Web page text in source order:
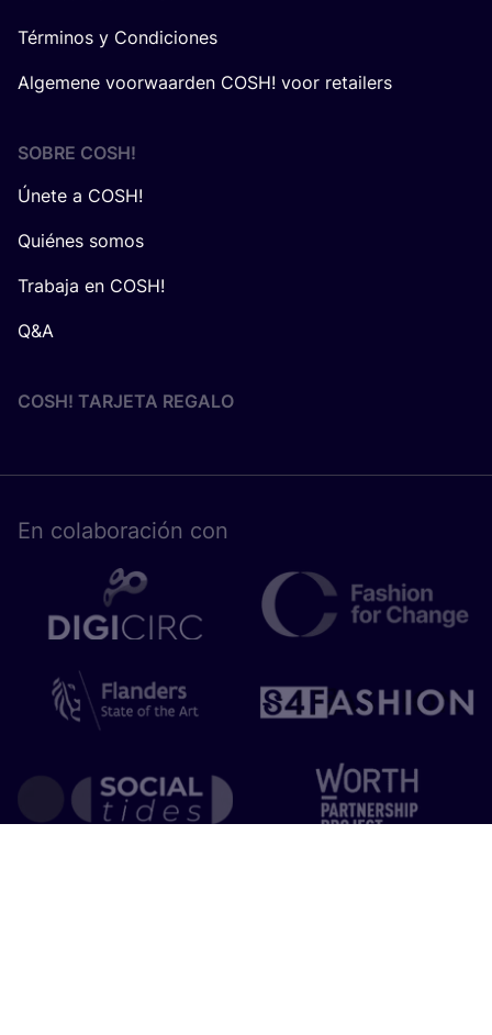
Términos y Condiciones
Algemene voorwaarden COSH! voor retailers
SOBRE COSH!
Únete a COSH!
Quiénes somos
Trabaja en COSH!
Q&A
COSH! TARJETA REGALO
En cola­bo­ra­ción con